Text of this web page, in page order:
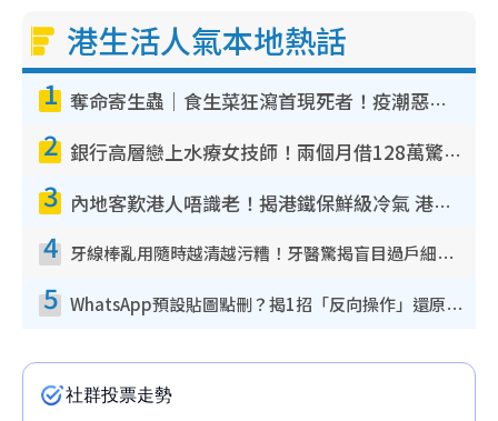
港生活人氣本地熱話
1 奪命寄生蟲｜食生菜狂瀉首現死者！疫潮惡化錄1.8萬宗病例 揭洗菜3大謬誤
2 銀行高層戀上水療女技師！兩個月借128萬驚覺「沉船」沉落火海 揭背後疑似邪教操控賣淫
3 內地客歎港人唔識老！揭港鐵保鮮級冷氣 港人求放過：咪投訴
4 牙線棒亂用隨時越清越污糟！牙醫驚揭盲目過戶細菌恐致蛀牙：呢種先係日常真保養
5 WhatsApp預設貼圖點刪？揭1招「反向操作」還原簡潔介面 附3步實測教學